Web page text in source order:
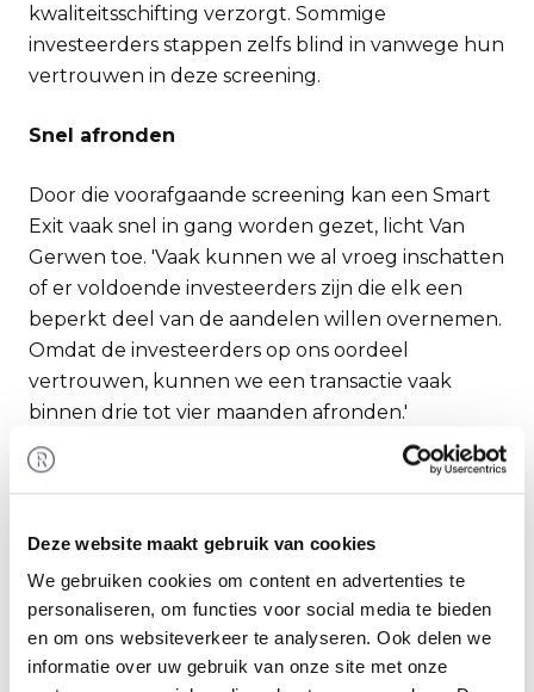
Deze website maakt gebruik van cookies
We gebruiken cookies om content en advertenties te
personaliseren, om functies voor social media te bieden
en om ons websiteverkeer te analyseren. Ook delen we
informatie over uw gebruik van onze site met onze
kwaliteitsschifting verzorgt. Sommige
investeerders stappen zelfs blind in vanwege hun
vertrouwen in deze screening.
Snel afronden
Door die voorafgaande screening kan een Smart
Exit vaak snel in gang worden gezet, licht Van
Gerwen toe. 'Vaak kunnen we al vroeg inschatten
of er voldoende investeerders zijn die elk een
beperkt deel van de aandelen willen overnemen.
Omdat de investeerders op ons oordeel
vertrouwen, kunnen we een transactie vaak
binnen drie tot vier maanden afronden.'
Afspraken over exit
ondernemer en de investeerders spreken vaak
een termijn van vier tot zeven jaar af. Na deze
periode kan de ondernemer volledig stoppen en
zijn deel van de aandelen verkopen. Ook de